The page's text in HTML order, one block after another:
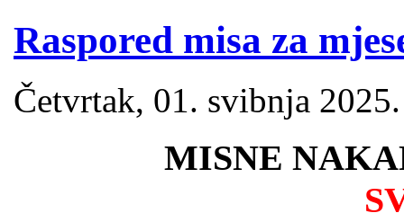
Raspored misa za
Četvrtak, 01. svibnja 2025.
MISNE